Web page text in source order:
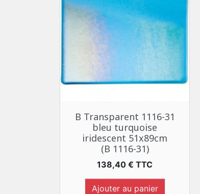
Aperçu rapide
B Transparent 1116-31
bleu turquoise
iridescent 51x89cm
(B 1116-31)
Prix
138,40 € TTC
Ajouter au panier